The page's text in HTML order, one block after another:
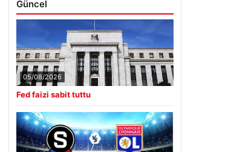
Güncel
05/08/2026
Fed faizi sabit tuttu